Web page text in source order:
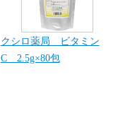
クシロ薬局 ビタミン
C 2.5g×80包